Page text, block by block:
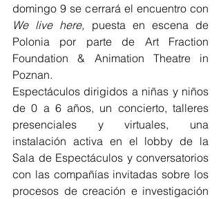
We live here, puesta en escena de
Polonia por parte de Art Fraction
Foundation & Animation Theatre in
Poznan.
Espectáculos dirigidos a niñas y niños
de 0 a 6 años, un concierto, talleres
presenciales y virtuales, una
instalación activa en el lobby de la
Sala de Espectáculos y conversatorios
con las compañías invitadas sobre los
procesos de creación e investigación